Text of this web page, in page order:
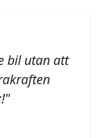
bil utan att